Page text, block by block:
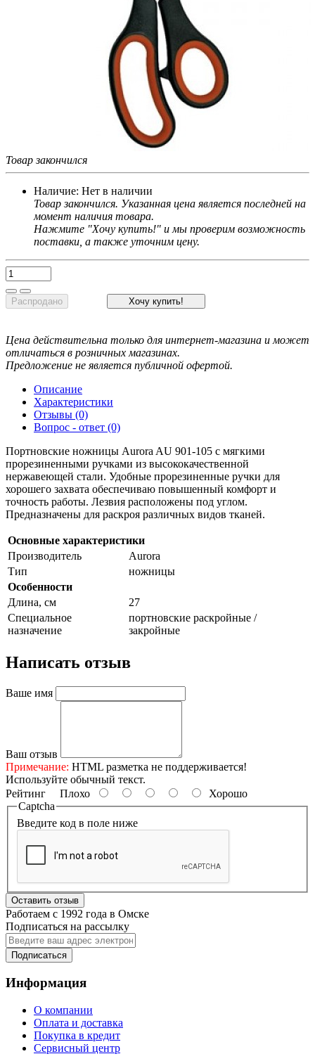
Товар закончился
Наличие: Нет в наличии
Товар закончился. Указанная цена является последней на
момент наличия товара.
Нажмите "Хочу купить!" и мы проверим возможность
поставки, а также уточним цену.
Распродано Хочу купить!
Цена действительна только для интернет-магазина и может
отличаться в розничных магазинах.
Предложение не является публичной офертой.
Описание
Характеристики
Отзывы (0)
Вопрос - ответ (0)
Портновские ножницы Aurora AU 901-105 с мягкими
прорезиненными ручками из высококачественной
нержавеющей стали. Удобные прорезиненные ручки для
хорошего захвата обеспечиваю повышенный комфорт и
точность работы. Лезвия расположены под углом.
Предназначены для раскроя различных видов тканей.
Основные характеристики
Производитель
Aurora
Тип
ножницы
Особенности
Длина, см
27
Специальное
назначение
портновские раскройные /
закройные
Написать отзыв
Ваше имя
Ваш отзыв
Примечание: HTML разметка не поддерживается!
Используйте обычный текст.
Рейтинг Плохо
Хорошо
Captcha
Введите код в поле ниже
Оставить отзыв
Работаем с 1992 года в Омске
Подписаться на рассылку
Подписаться
Информация
О компании
Оплата и доставка
Покупка в кредит
Сервисный центр